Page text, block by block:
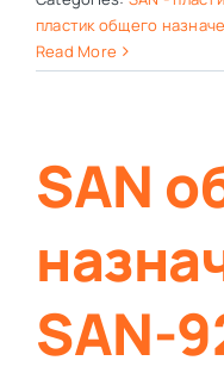
пластик общего
Read More
SAN
SAN-